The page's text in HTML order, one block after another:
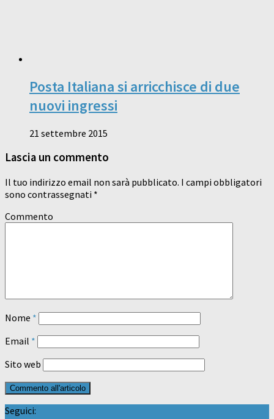
Posta Italiana si arricchisce di due
nuovi ingressi
21 settembre 2015
Lascia un commento
Il tuo indirizzo email non sarà pubblicato. I campi obbligatori
sono contrassegnati *
Commento
Nome *
Email *
Sito web
Seguici: